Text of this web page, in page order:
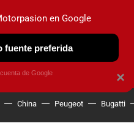
OBSERVATORIO
China Peugeot Bugatti
×
en Google
fuente preferida
de Google